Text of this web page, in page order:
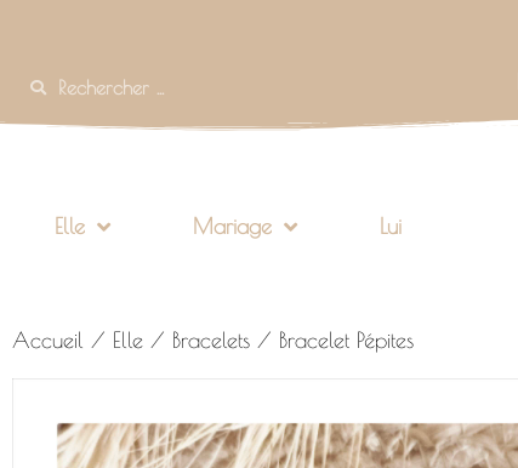
Elle Mariage Lui
Accueil / Elle / Bracelets / Bracelet Pépites